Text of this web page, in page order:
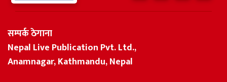
सम्पर्क ठेगाना
Nepal Live Publication Pvt. Ltd.,
Anamnagar, Kathmandu, Nepal